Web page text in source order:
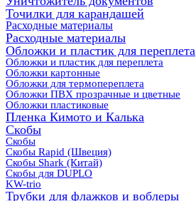
Точилки для карандашей
Расходные материалы
Расходные материалы
Обложки и пластик для переплета
Обложки и пластик для переплета
Обложки картонные
Обложки для термопереплета
Обложки ПВХ прозрачные и цветные
Обложки пластиковые
Пленка Кимото и Калька
Скобы
Скобы
Скобы Rapid (Швеция)
Скобы Shark (Китай)
Скобы для DUPLO
KW-trio
Трубки для флажков и воблеры